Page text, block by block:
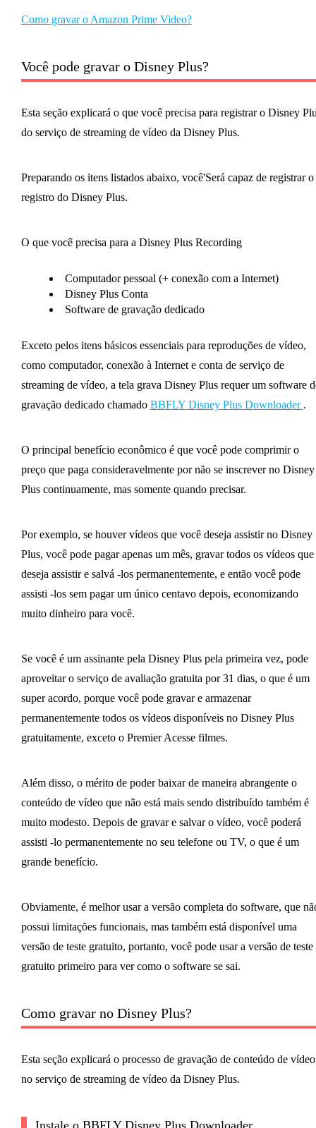
Como gravar o Amazon Prime Video?
Você pode gravar o Disney Plus?
Esta seção explicará o que você precisa para registrar o Disney
do serviço de streaming de vídeo da Disney Plus.
Preparando os itens listados abaixo, você'Será capaz de registrar o
registro do Disney Plus.
O que você precisa para a Disney Plus Recording
Computador pessoal (+ conexão com a Internet)
Disney Plus Conta
Software de gravação dedicado
Exceto pelos itens básicos essenciais para reproduções de vídeo,
como computador, conexão à Internet e conta de serviço de
streaming de vídeo, a tela grava Disney Plus requer um software
gravação dedicado chamado BBFLY Disney Plus Downloader .
O principal benefício econômico é que você pode comprimir o
preço que paga consideravelmente por não se inscrever no Disney
Plus continuamente, mas somente quando precisar.
Por exemplo, se houver vídeos que você deseja assistir no Disney
Plus, você pode pagar apenas um mês, gravar todos os vídeos que
deseja assistir e salvá -los permanentemente, e então você pode
assisti -los sem pagar um único centavo depois, economizando
muito dinheiro para você.
Se você é um assinante pela Disney Plus pela primeira vez, pode
aproveitar o serviço de avaliação gratuita por 31 dias, o que é um
super acordo, porque você pode gravar e armazenar
permanentemente todos os vídeos disponíveis no Disney Plus
gratuitamente, exceto o Premier Acesse filmes.
Além disso, o mérito de poder baixar de maneira abrangente o
conteúdo de vídeo que não está mais sendo distribuído também é
muito modesto. Depois de gravar e salvar o vídeo, você poderá
assisti -lo permanentemente no seu telefone ou TV, o que é um
grande benefício.
Obviamente, é melhor usar a versão completa do software, que
possui limitações funcionais, mas também está disponível uma
versão de teste gratuito, portanto, você pode usar a versão de teste
gratuito primeiro para ver como o software se sai.
Como gravar no Disney Plus?
Esta seção explicará o processo de gravação de conteúdo de vídeo
no serviço de streaming de vídeo da Disney Plus.
Instale o BBFLY Disney Plus Downloader